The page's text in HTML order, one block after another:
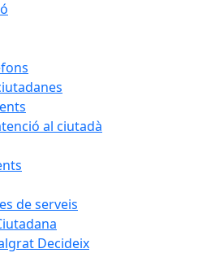
al ciutadà
de serveis
Decideix